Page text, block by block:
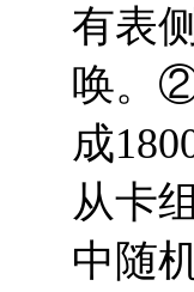
有表
唤。
成
从卡
中随